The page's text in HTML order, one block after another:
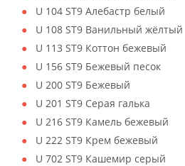
U 104 ST9 Алебастр белый
U 108 ST9 Ванильный жёлтый
U 113 ST9 Коттон бежевый
U 156 ST9 Бежевый песок
U 200 ST9 Бежевый
U 201 ST9 Серая галька
U 216 ST9 Камель бежевый
U 222 ST9 Крем бежевый
U 702 ST9 Кашемир серый